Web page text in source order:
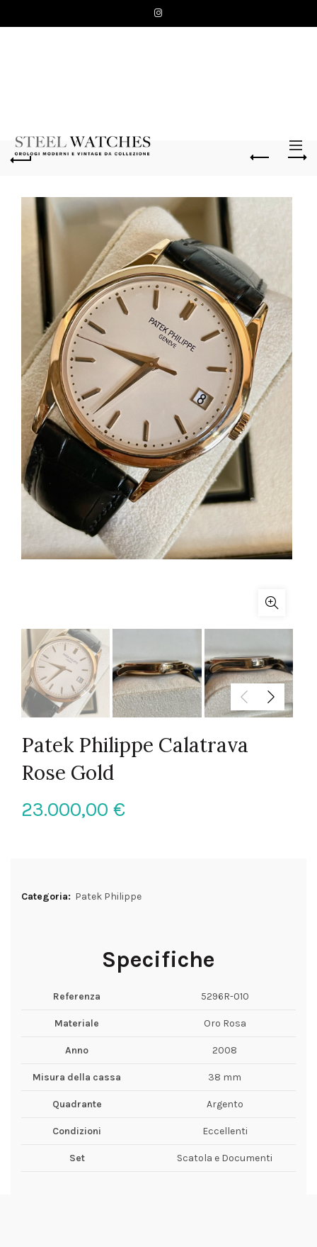
Patek Philippe Calatrava
Rose Gold
23.000,00 €
Categoria: Patek Philippe
Specifiche
Referenza 5296R-010
Materiale Oro Rosa
Anno 2008
Misura della cassa 38 mm
Quadrante Argento
Condizioni Eccellenti
Set Scatola e Documenti